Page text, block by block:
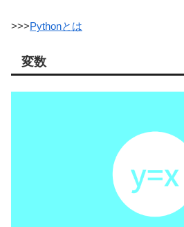
>>>Pythonとは
変数